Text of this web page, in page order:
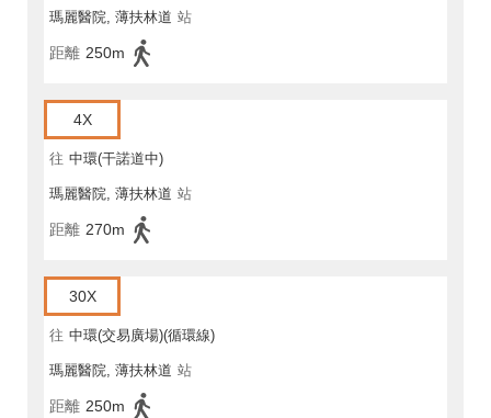
瑪麗醫院, 薄扶林道 站
距離 250m
4X
往 中環(干諾道中)
瑪麗醫院, 薄扶林道 站
距離 270m
30X
往 中環(交易廣場)(循環線)
瑪麗醫院, 薄扶林道 站
距離 250m